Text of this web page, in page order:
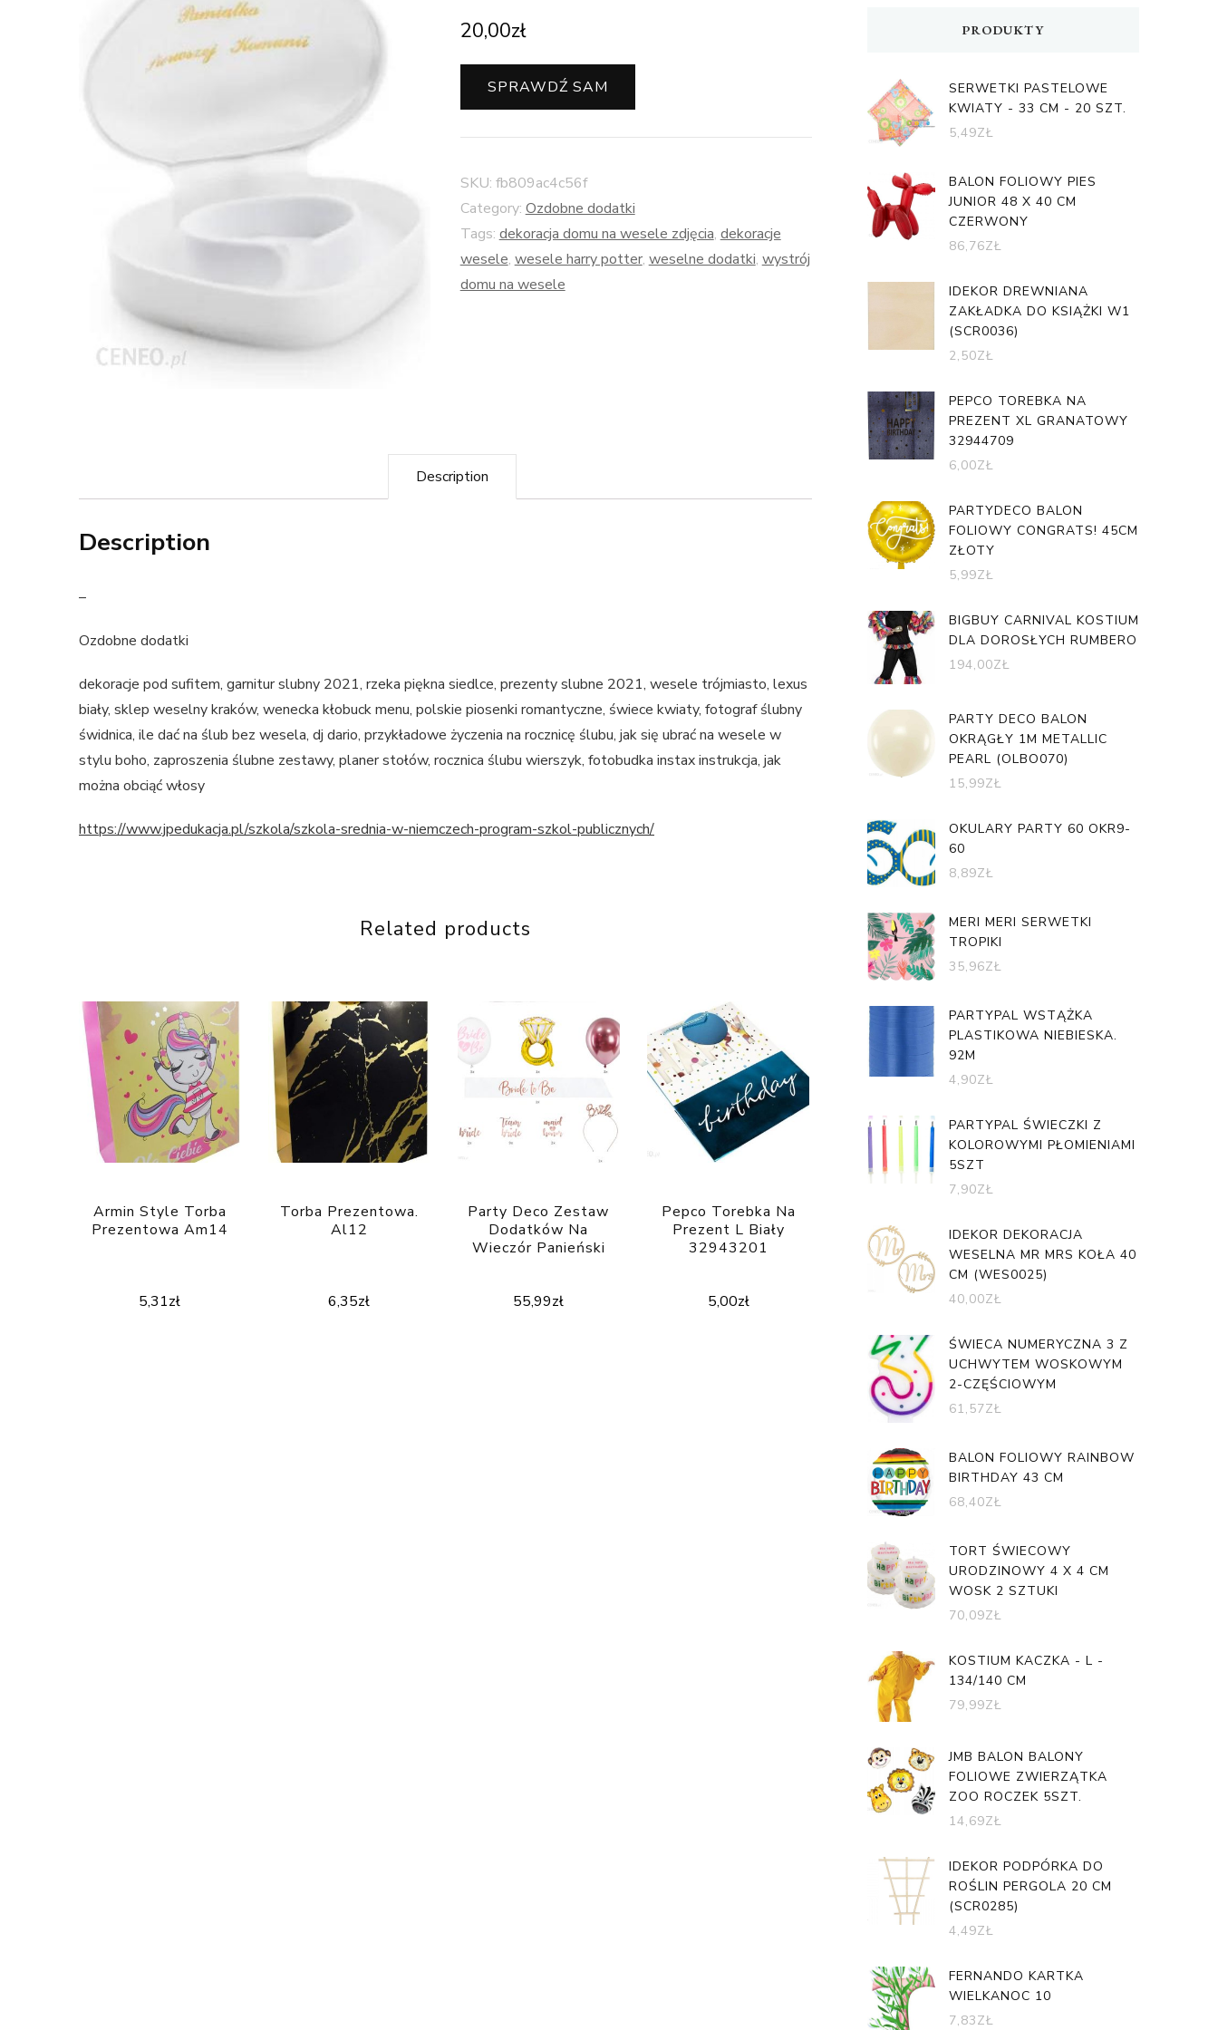
20,00zł
SPRAWDŹ SAM
SKU: fb809ac4c56f
Category: Ozdobne dodatki
Tags: dekoracja domu na wesele zdjęcia, dekoracje
wesele, wesele harry potter, weselne dodatki, wystrój
domu na wesele
Description
Description
–
Ozdobne dodatki
dekoracje pod sufitem, garnitur slubny 2021, rzeka piękna siedlce, prezenty slubne 2021, wesele trójmiasto, lexus
biały, sklep weselny kraków, wenecka kłobuck menu, polskie piosenki romantyczne, świece kwiaty, fotograf ślubny
świdnica, ile dać na ślub bez wesela, dj dario, przykładowe życzenia na rocznicę ślubu, jak się ubrać na wesele w
stylu boho, zaproszenia ślubne zestawy, planer stołów, rocznica ślubu wierszyk, fotobudka instax instrukcja, jak
można obciąć włosy
https://www.jpedukacja.pl/szkola/szkola-srednia-w-niemczech-program-szkol-publicznych/
Related products
Armin Style Torba
Prezentowa Am14
5,31zł
Torba Prezentowa.
Al12
6,35zł
Party Deco Zestaw
Dodatków Na
Wieczór Panieński
55,99zł
Pepco Torebka Na
Prezent L Biały
32943201
5,00zł
PRODUKTY
SERWETKI PASTELOWE
KWIATY - 33 CM - 20 SZT.
5,49ZŁ
BALON FOLIOWY PIES
JUNIOR 48 X 40 CM
CZERWONY
86,76ZŁ
IDEKOR DREWNIANA
ZAKŁADKA DO KSIĄŻKI W1
(SCR0036)
2,50ZŁ
PEPCO TOREBKA NA
PREZENT XL GRANATOWY
32944709
6,00ZŁ
PARTYDECO BALON
FOLIOWY CONGRATS! 45CM
ZŁOTY
5,99ZŁ
BIGBUY CARNIVAL KOSTIUM
DLA DOROSŁYCH RUMBERO
194,00ZŁ
PARTY DECO BALON
OKRĄGŁY 1M METALLIC
PEARL (OLBO070)
15,99ZŁ
OKULARY PARTY 60 OKR9-
60
8,89ZŁ
MERI MERI SERWETKI
TROPIKI
35,96ZŁ
PARTYPAL WSTĄŻKA
PLASTIKOWA NIEBIESKA.
92M
4,90ZŁ
PARTYPAL ŚWIECZKI Z
KOLOROWYMI PŁOMIENIAMI
5SZT
7,90ZŁ
IDEKOR DEKORACJA
WESELNA MR MRS KOŁA 40
CM (WES0025)
40,00ZŁ
ŚWIECA NUMERYCZNA 3 Z
UCHWYTEM WOSKOWYM
2-CZĘŚCIOWYM
61,57ZŁ
BALON FOLIOWY RAINBOW
BIRTHDAY 43 CM
68,40ZŁ
TORT ŚWIECOWY
URODZINOWY 4 X 4 CM
WOSK 2 SZTUKI
70,09ZŁ
KOSTIUM KACZKA - L -
134/140 CM
79,99ZŁ
JMB BALON BALONY
FOLIOWE ZWIERZĄTKA
ZOO ROCZEK 5SZT.
14,69ZŁ
IDEKOR PODPÓRKA DO
ROŚLIN PERGOLA 20 CM
(SCR0285)
4,49ZŁ
FERNANDO KARTKA
WIELKANOC 10
7,83ZŁ